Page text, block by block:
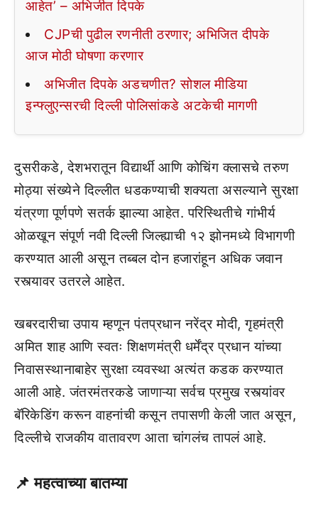
आहेत’ – अभिजीत दिपके
CJPची पुढील रणनीती ठरणार; अभिजित दीपके
आज मोठी घोषणा करणार
अभिजीत दिपके अडचणीत? सोशल मीडिया
इन्फ्लुएन्सरची दिल्ली पोलिसांकडे अटकेची मागणी
दुसरीकडे, देशभरातून विद्यार्थी आणि कोचिंग क्लासचे तरुण
मोठ्या संख्येने दिल्लीत धडकण्याची शक्यता असल्याने सुरक्षा
यंत्रणा पूर्णपणे सतर्क झाल्या आहेत. परिस्थितीचे गांभीर्य
ओळखून संपूर्ण नवी दिल्ली जिल्ह्याची १२ झोनमध्ये विभागणी
करण्यात आली असून तब्बल दोन हजारांहून अधिक जवान
रस्त्यावर उतरले आहेत.
खबरदारीचा उपाय म्हणून पंतप्रधान नरेंद्र मोदी, गृहमंत्री
अमित शाह आणि स्वतः शिक्षणमंत्री धर्मेंद्र प्रधान यांच्या
निवासस्थानाबाहेर सुरक्षा व्यवस्था अत्यंत कडक करण्यात
आली आहे. जंतरमंतरकडे जाणाऱ्या सर्वच प्रमुख रस्त्यांवर
बॅरिकेडिंग करून वाहनांची कसून तपासणी केली जात असून,
दिल्लीचे राजकीय वातावरण आता चांगलंच तापलं आहे.
📌महत्वाच्या बातम्या